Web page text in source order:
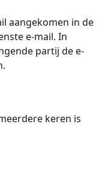
aangekomen in de
e-mail. In
partij de e-
keren is